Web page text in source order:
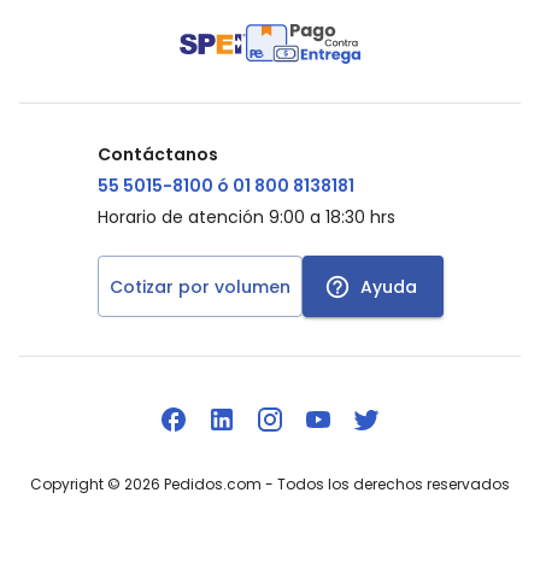
Contáctanos
55 5015-8100 ó 01 800 8138181
Horario de atención 9:00 a 18:30 hrs
Cotizar por volumen Ayuda
Copyright © 2026 Pedidos.com - Todos los derechos reservados